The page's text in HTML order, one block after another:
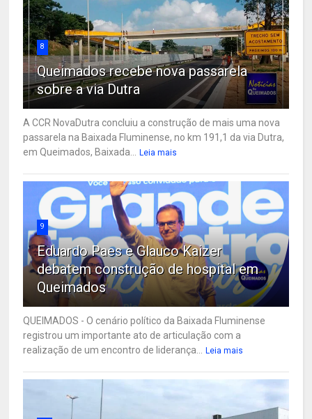
8
Queimados recebe nova passarela
sobre a via Dutra
A CCR NovaDutra concluiu a construção de mais uma nova
passarela na Baixada Fluminense, no km 191,1 da via Dutra,
em Queimados, Baixada...
Leia mais
9
Eduardo Paes e Glauco Kaizer
debatem construção de hospital em
Queimados
QUEIMADOS - O cenário político da Baixada Fluminense
registrou um importante ato de articulação com a
realização de um encontro de liderança...
Leia mais